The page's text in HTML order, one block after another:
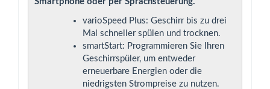
varioSpeed Plus: Geschirr bis zu drei
Mal schneller spülen und trocknen.
smartStart: Programmieren Sie Ihren
Geschirrspüler, um entweder
erneuerbare Energien oder die
niedrigsten Strompreise zu nutzen.